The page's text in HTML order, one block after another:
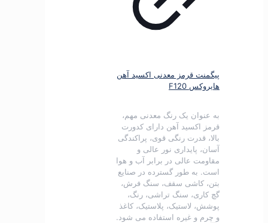
پیگمنت قرمز معدنی اکسید آهن
هایروکس F120
به عنوان یک رنگ معدنی مهم،
قرمز اکسید آهن دارای کدورت
بالا، قدرت رنگی قوی، پراکندگی
آسان، پایداری نور عالی و
مقاومت عالی در برابر آب و هوا
است. به طور گسترده در صنایع
بتن، کاشی سقف، سنگ فرش،
گچ کاری، سنگ تراشی، رنگ،
پوشش، لاستیک، پلاستیک، کاغذ
و چرم و غیره استفاده می شود.